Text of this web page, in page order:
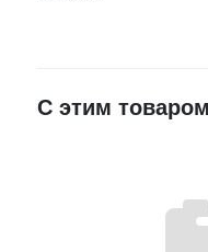
С этим